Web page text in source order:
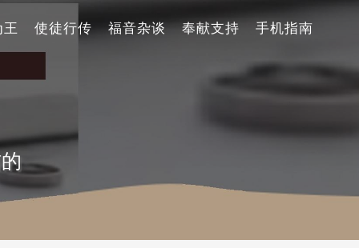
王 使徒行传 福音杂谈 奉献支持 手机指南